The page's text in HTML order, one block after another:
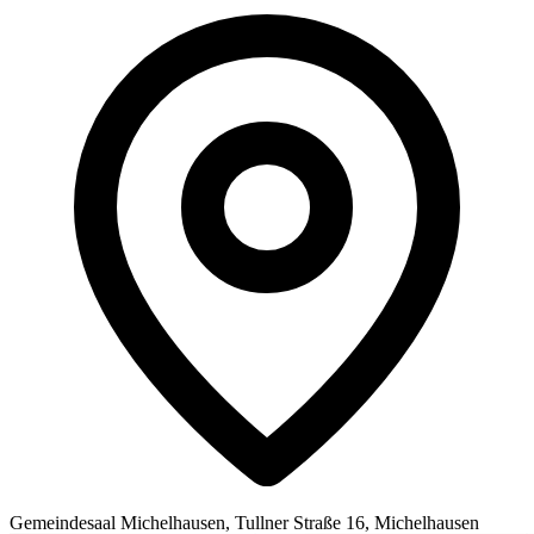
Gemeindesaal Michelhausen, Tullner Straße 16, Michelhausen